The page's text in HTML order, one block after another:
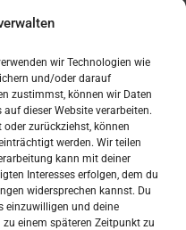
wir Technologien wie
und/oder darauf
zustimmst, können wir Daten
dieser Website verarbeiten.
zurückziehst, können
werden. Wir teilen
kann mit deiner
Interesses erfolgen, dem du
widersprechen kannst. Du
einzuwilligen und deine
einem späteren Zeitpunkt zu
Njemačka?